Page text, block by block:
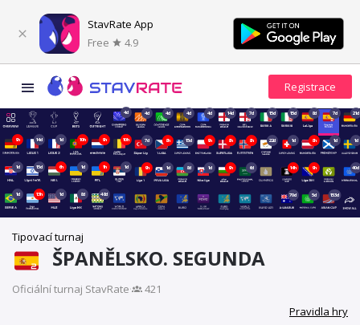
StavRate App
Free
4.9
4d 4d 4d 4d 4d 14d 7d 15d 15d 8d 7d 21d
9h 14d 1d 10h 9h 10h 7d 8h 15d 9h 8h 8h 22d 1d 8h 1d 1d
1d 15d 6h 1d 1h 1d 9h 1d 8d 1d 9h 6d 14h 9h 40d
1d 13h 1d 8d 48d 70d 5d 153d
Tipovací turnaj
ŠPANĚLSKO. SEGUNDA
Oficiální turnaj StavRate·
421
Pravidla hry